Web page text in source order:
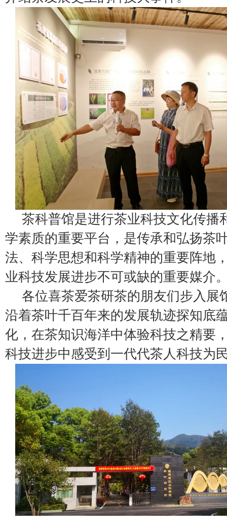
茶科普馆是进行茶业科技文化传播
学素质的重要平台，是传承和弘扬茶
法、科学思想和科学精神的重要阵地
业科技发展进步不可或缺的重要媒介
各位喜茶爱茶研茶的朋友们步入展
沿着茶叶千百年来的发展轨迹探知底
化，在茶知识海洋中体验科技之精要
科技进步中感受到一代代茶人科技为